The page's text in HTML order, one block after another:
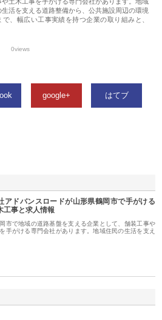
生活を支える道路整備から、公共施設周辺の環境
で、幅広い工事実績を持つ企業の取り組みと、
0views
google+ はてブ
アドバンスロードが山形県鶴岡市で手がける
工事と求人情報
市で地域の道路基盤を支える企業として、舗装工事や
手がける専門会社があります。地域住民の生活を支え